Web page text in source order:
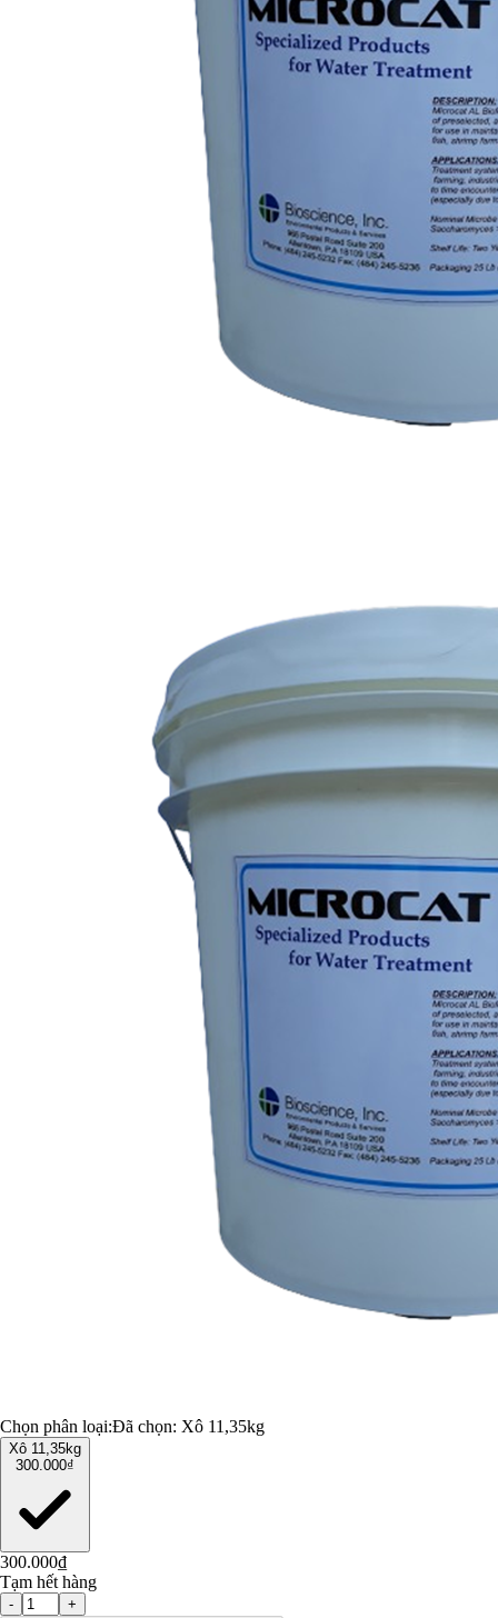
Chọn phân loại:Đã chọn: Xô 11,35kg
Xô 11,35kg
300.000₫
300.000₫
Tạm hết hàng
-
+